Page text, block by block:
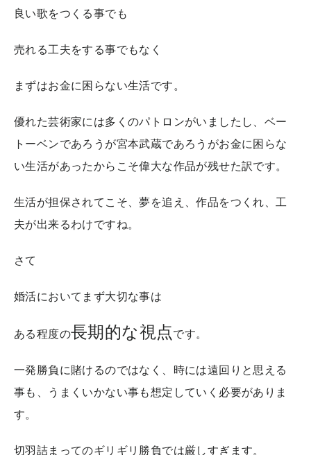
良い歌をつくる事でも
売れる工夫をする事でもなく
まずはお金に困らない生活です。
優れた芸術家には多くのパトロンがいましたし、ベー
トーベンであろうが宮本武蔵であろうがお金に困らな
い生活があったからこそ偉大な作品が残せた訳です。
生活が担保されてこそ、夢を追え、作品をつくれ、工
夫が出来るわけですね。
さて
婚活においてまず大切な事は
ある程度の長期的な視点です。
一発勝負に賭けるのではなく、時には遠回りと思える
事も、うまくいかない事も想定していく必要がありま
す。
切羽詰まってのギリギリ勝負では厳しすぎます。